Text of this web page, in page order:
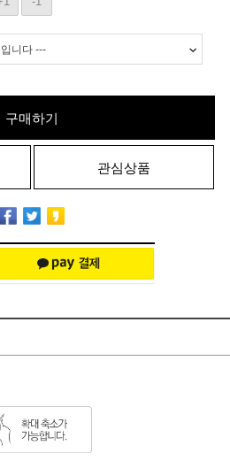
구매하기
관심상품